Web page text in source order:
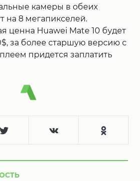
камеры в обеих
на 8 мегапикселей.
ценна Huawei Mate 10 будет
за более старшую версию с
придется заплатить